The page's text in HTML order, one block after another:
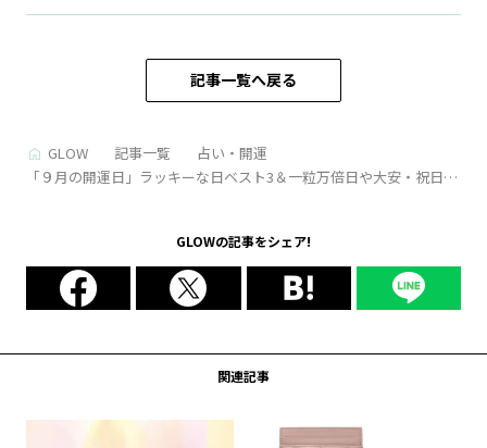
記事一覧へ戻る
GLOW 記事一覧
占い・開運
「９月の開運日」ラッキーな日ベスト3＆一粒万倍日や大安・祝日な
GLOWの記事をシェア!
関連記事